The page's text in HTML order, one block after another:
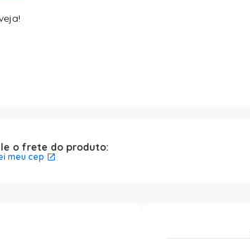
o frete do produto:
meu cep